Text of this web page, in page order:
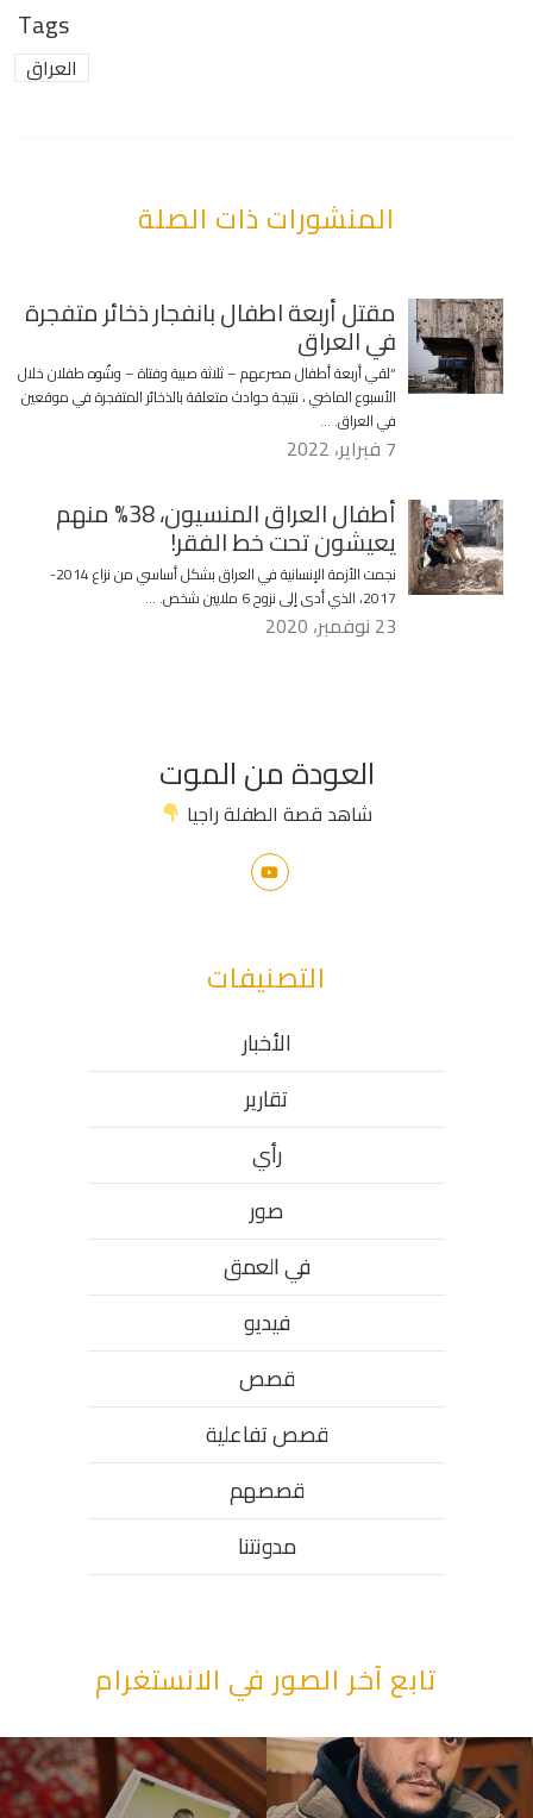
Tags
العراق
المنشورات ذات الصلة
مقتل أربعة اطفال بانفجار ذخائر متفجرة
في العراق
“لقي أربعة أطفال مصرعهم – ثلاثة صبية وفتاة – وشُوه طفلان خلال
الأسبوع الماضي ، نتيجة حوادث متعلقة بالذخائر المتفجرة في موقعين
في العراق. …
7 فبراير، 2022
أطفال العراق المنسيون، 38% منهم
يعيشون تحت خط الفقر!
نجمت الأزمة الإنسانية في العراق بشكل أساسي من نزاع 2014-
2017، الذي أدى إلى نزوح 6 ملايين شخص. …
23 نوفمبر، 2020
العودة من الموت
شاهد قصة الطفلة راجيا
التصنيفات
الأخبار
تقارير
رأي
صور
في العمق
فيديو
قصص
قصص تفاعلية
قصصهم
مدونتنا
تابع آخر الصور في الانستغرام
“وقت بيمرق العيد.. ببكي.” ف